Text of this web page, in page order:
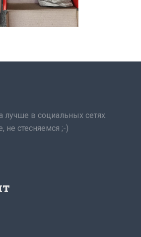
лучше в социальных сетях.
не стесняемся ;-)